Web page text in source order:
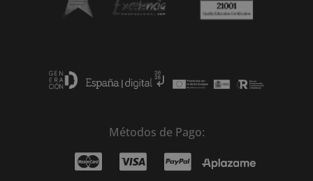
Métodos de Pago: